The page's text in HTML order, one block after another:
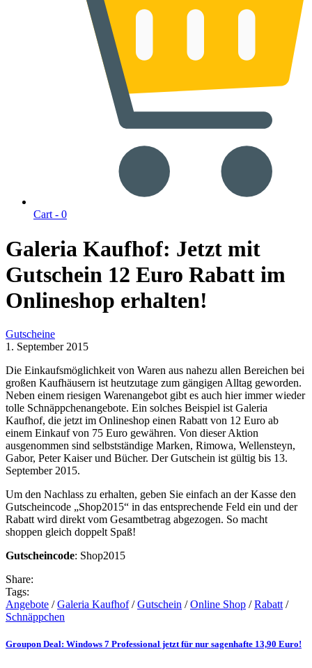
Cart - 0
Galeria Kaufhof: Jetzt mit
Gutschein 12 Euro Rabatt im
Onlineshop erhalten!
Gutscheine
1. September 2015
Die Einkaufsmöglichkeit von Waren aus nahezu allen Bereichen bei
großen Kaufhäusern ist heutzutage zum gängigen Alltag geworden.
Neben einem riesigen Warenangebot gibt es auch hier immer wieder
tolle Schnäppchenangebote. Ein solches Beispiel ist Galeria
Kaufhof, die jetzt im Onlineshop einen Rabatt von 12 Euro ab
einem Einkauf von 75 Euro gewähren. Von dieser Aktion
ausgenommen sind selbstständige Marken, Rimowa, Wellensteyn,
Gabor, Peter Kaiser und Bücher. Der Gutschein ist gültig bis 13.
September 2015.
Um den Nachlass zu erhalten, geben Sie einfach an der Kasse den
Gutscheincode „Shop2015“ in das entsprechende Feld ein und der
Rabatt wird direkt vom Gesamtbetrag abgezogen. So macht
shoppen gleich doppelt Spaß!
Gutscheincode: Shop2015
Share:
Tags:
Angebote /Galeria Kaufhof/Gutschein /Online Shop /Rabatt /
Schnäppchen
Groupon Deal: Windows 7 Professional jetzt für nur sagenhafte 13,90 Euro!